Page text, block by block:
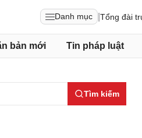
Danh mục Tổng đài
bản mới Tin pháp luật
Tìm kiếm